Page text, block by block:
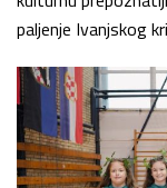
paljenje Ivanjskog